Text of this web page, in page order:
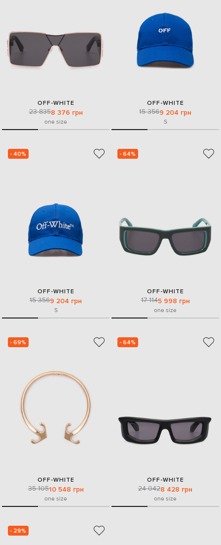
OFF-WHITE
23 8358 376 грн
one size
OFF-WHITE
15 3569 204 грн
S
- 40%
OFF-WHITE
15 3569 204 грн
S
- 64%
OFF-WHITE
17 1145 998 грн
one size
- 69%
OFF-WHITE
35 10510 548 грн
one size
- 64%
OFF-WHITE
24 0428 428 грн
one size
- 29%